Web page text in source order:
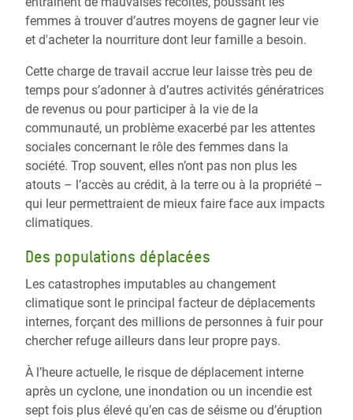
femmes à trouver d’autres moyens de gagner leur vie
et d'acheter la nourriture dont leur famille a besoin.
Cette charge de travail accrue leur laisse très peu de
temps pour s’adonner à d’autres activités génératrices
de revenus ou pour participer à la vie de la
communauté, un problème exacerbé par les attentes
sociales concernant le rôle des femmes dans la
société. Trop souvent, elles n’ont pas non plus les
atouts – l’accès au crédit, à la terre ou à la propriété –
qui leur permettraient de mieux faire face aux impacts
climatiques.
Des populations déplacées
Les catastrophes imputables au changement
climatique sont le principal facteur de déplacements
internes, forçant des millions de personnes à fuir pour
chercher refuge ailleurs dans leur propre pays.
À l’heure actuelle, le risque de déplacement interne
après un cyclone, une inondation ou un incendie est
sept fois plus élevé qu’en cas de séisme ou d’éruption